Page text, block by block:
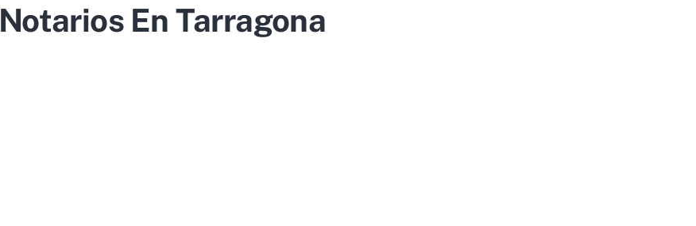
Notarios En Tarragona